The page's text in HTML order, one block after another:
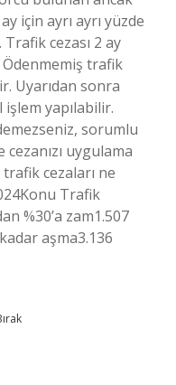
için ayrı ayrı yüzde
cezası 2 ay
Ödenmemiş trafik
Uyarıdan sonra
işlem yapılabilir.
sorumlu
uygulama
cezaları ne
Trafik
%30’a zam1.507
kadar aşma3.136